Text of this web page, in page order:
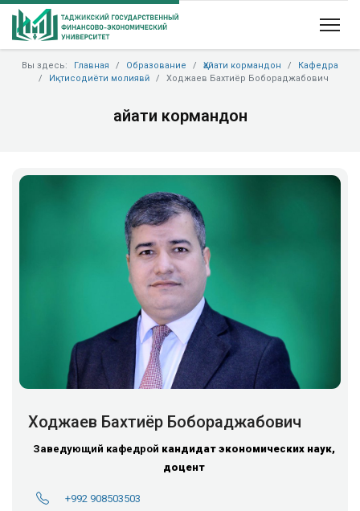
Вы здесь: Главная Образование Ҳайати кормандон
Кафедра
Иқтисодиёти молиявӣ
Ходжаев Бахтиёр Бобораджабович
Ҳайати кормандон
Ходжаев Бахтиёр Бобораджабович
Заведующий кафедрой кандидат экономических наук,
доцент
+992 908503503